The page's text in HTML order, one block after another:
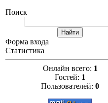
Поиск
Форма входа
Статистика
Онлайн всего: 1
Гостей: 1
Пользователей: 0